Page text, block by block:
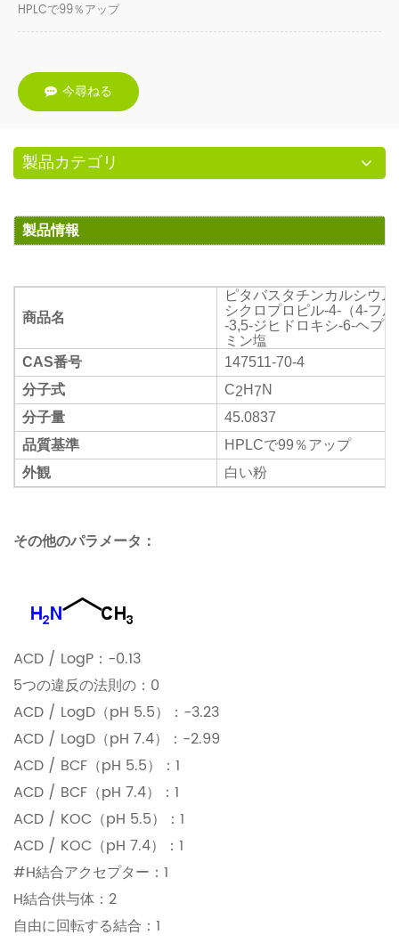
HPLCで99％アップ
今尋ねる
製品カテゴリ
製品情報
商品名
ピタバスタチンカルシウ
シクロプロピル-4-（4-フ
-3,5-ジヒドロキシ-6-ヘプ
ミン塩
CAS番号
147511-70-4
分子式
C2H7N
分子量
45.0837
品質基準
HPLCで99％アップ
外観
白い粉
その他のパラメータ：
ACD / LogP：-0.13
5つの違反の法則の：0
ACD / LogD（pH 5.5）：-3.23
ACD / LogD（pH 7.4）：-2.99
ACD / BCF（pH 5.5）：1
ACD / BCF（pH 7.4）：1
ACD / KOC（pH 5.5）：1
ACD / KOC（pH 7.4）：1
#H結合アクセプター：1
H結合供与体：2
自由に回転する結合：1